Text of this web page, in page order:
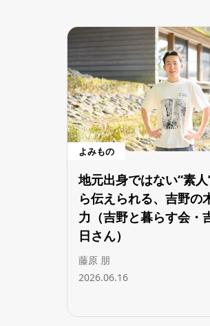
よみもの
地元出身ではない“素
ら伝えられる、吉野の
力（吉野と暮らす会・
日さん）
藤原 朋
2026.06.16